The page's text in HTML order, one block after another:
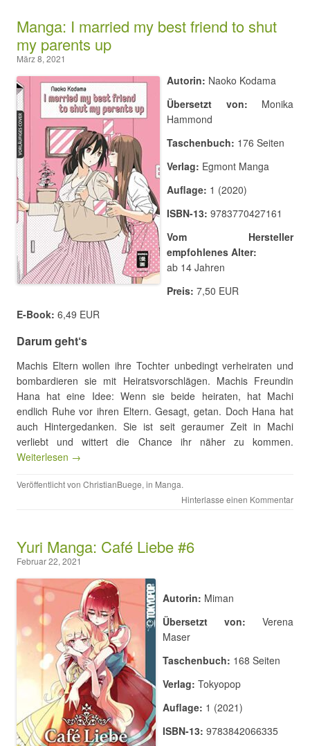
Manga: I married my best friend to shut
my parents up
März 8, 2021
Autorin: Naoko Kodama
Übersetzt von: Monika
Hammond
Taschenbuch: 176 Seiten
Verlag: Egmont Manga
Auflage: 1 (2020)
ISBN-13: 9783770427161
Vom Hersteller
empfohlenes Alter:
ab 14 Jahren
Preis: 7,50 EUR
E-Book: 6,49 EUR
Darum geht‘s
Machis Eltern wollen ihre Tochter unbedingt verheiraten und
bombardieren sie mit Heiratsvorschlägen. Machis Freundin
Hana hat eine Idee: Wenn sie beide heiraten, hat Machi
endlich Ruhe vor ihren Eltern. Gesagt, getan. Doch Hana hat
auch Hintergedanken. Sie ist seit geraumer Zeit in Machi
verliebt und wittert die Chance ihr näher zu kommen.
Weiterlesen →
Veröffentlicht von ChristianBuege, in Manga.
Hinterlasse einen Kommentar
Yuri Manga: Café Liebe #6
Februar 22, 2021
Autorin: Miman
Übersetzt von: Verena
Maser
Taschenbuch: 168 Seiten
Verlag: Tokyopop
Auflage: 1 (2021)
ISBN-13: 9783842066335